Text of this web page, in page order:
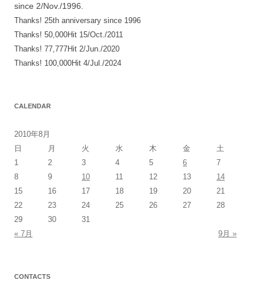
ョ
ン
since 2/Nov./1996.
Thanks! 25th anniversary since 1996
Thanks! 50,000Hit 15/Oct./2011
Thanks! 77,777Hit 2/Jun./2020
Thanks! 100,000Hit 4/Jul./2024
CALENDAR
2010年8月
日
月 火 水 木 金
土
1
2 3 4 5 6
7
8
9 10 11 12 13
14
15
16 17 18 19 20
21
22
23 24 25 26 27
28
29
30
31
« 7月
9月 »
CONTACTS